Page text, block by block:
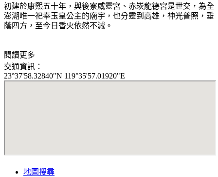
初建於康熙五十年，與後寮威靈宮、赤崁龍德宮是世交，為全
澎湖唯一祀奉玉皇公主的廟宇，也分靈到高雄，神光普照，垂
蔭四方，至今日香火依然不減。
閱讀更多
交通資訊：
23°37'58.32840"N 119°35'57.01920"E
地圖搜尋